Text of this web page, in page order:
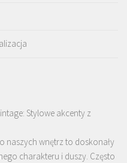
Stylowe akcenty z
naszych wnętrz to doskonały
charakteru i duszy. Często